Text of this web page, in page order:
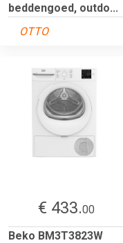
beddengoed, outdo...
OTTO
€ 433.00
Beko BM3T3823W